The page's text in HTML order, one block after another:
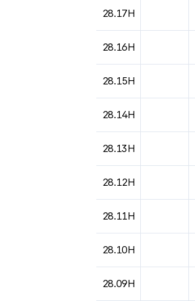
28.17H
28.16H
28.15H
28.14H
28.13H
28.12H
28.11H
28.10H
28.09H